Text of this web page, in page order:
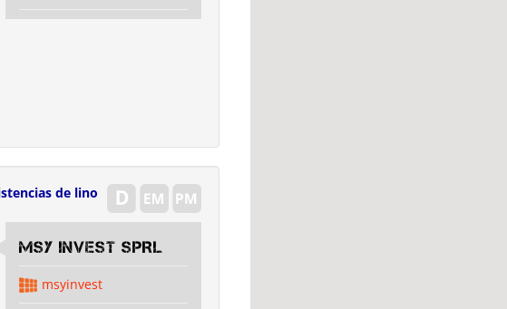
de lino
MSY INVEST SPRL
msyinvest